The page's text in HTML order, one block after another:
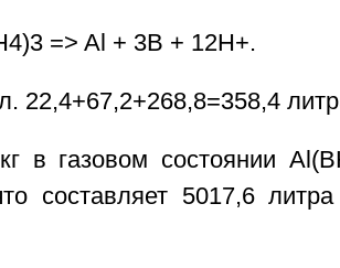
=> Al + 3B + 12H+.
22,4+67,2+268,8=358,4
в газовом состоянии
составляет 5017,6